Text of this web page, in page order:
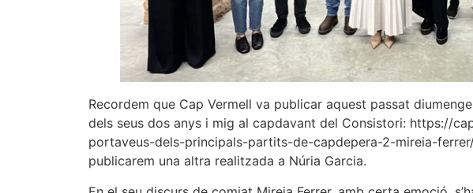
Recordem que Cap Vermell va publicar aquest passat
dels seus dos anys i mig al capdavant del Consistori: https://
portaveus-dels-principals-partits-de-capdepera-2-mireia-
publicarem una altra realitzada a Núria Garcia.